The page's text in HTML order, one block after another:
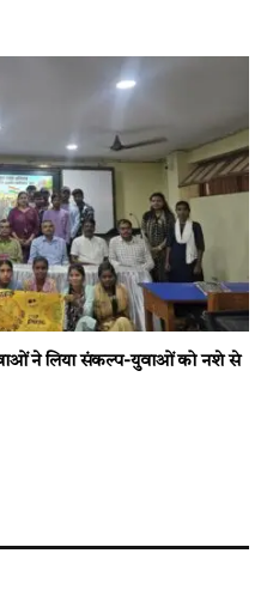
ने लिया संकल्प-युवाओं को नशे से